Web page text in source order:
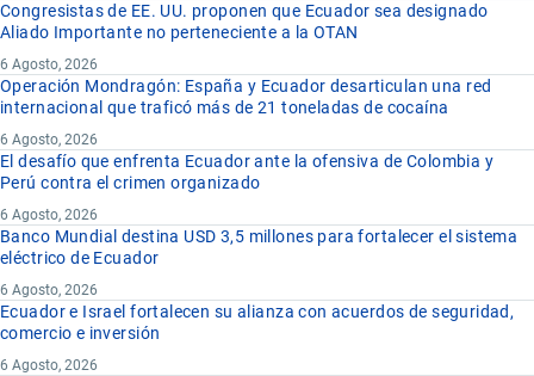
Congresistas de EE. UU. proponen que Ecuador sea designado
Aliado Importante no perteneciente a la OTAN
6 Agosto, 2026
Operación Mondragón: España y Ecuador desarticulan una red
internacional que traficó más de 21 toneladas de cocaína
6 Agosto, 2026
El desafío que enfrenta Ecuador ante la ofensiva de Colombia y
Perú contra el crimen organizado
6 Agosto, 2026
Banco Mundial destina USD 3,5 millones para fortalecer el sistema
eléctrico de Ecuador
6 Agosto, 2026
Ecuador e Israel fortalecen su alianza con acuerdos de seguridad,
comercio e inversión
6 Agosto, 2026